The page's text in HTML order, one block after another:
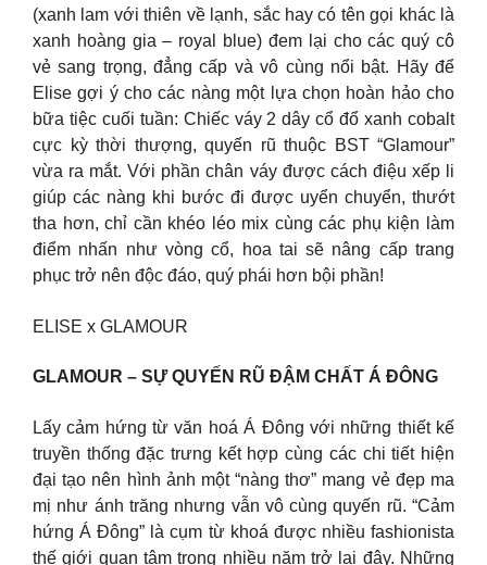
(xanh lam với thiên về lạnh, sắc hay có tên gọi khác là
xanh hoàng gia – royal blue) đem lại cho các quý cô
vẻ sang trọng, đẳng cấp và vô cùng nổi bật. Hãy để
Elise gợi ý cho các nàng một lựa chọn hoàn hảo cho
bữa tiệc cuối tuần: Chiếc váy 2 dây cổ đổ xanh cobalt
cực kỳ thời thượng, quyến rũ thuộc BST “Glamour”
vừa ra mắt. Với phần chân váy được cách điệu xếp li
giúp các nàng khi bước đi được uyển chuyển, thướt
tha hơn, chỉ cần khéo léo mix cùng các phụ kiện làm
điểm nhấn như vòng cổ, hoa tai sẽ nâng cấp trang
phục trở nên độc đáo, quý phái hơn bội phần!
ELISE x GLAMOUR
GLAMOUR – SỰ QUYẾN RŨ ĐẬM CHẤT Á ĐÔNG
Lấy cảm hứng từ văn hoá Á Đông với những thiết kế
truyền thống đặc trưng kết hợp cùng các chi tiết hiện
đại tạo nên hình ảnh một “nàng thơ” mang vẻ đẹp ma
mị như ánh trăng nhưng vẫn vô cùng quyến rũ. “Cảm
hứng Á Đông” là cụm từ khoá được nhiều fashionista
thế giới quan tâm trong nhiều năm trở lại đây. Những